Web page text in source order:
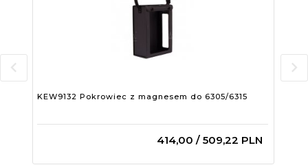
KEW9132 Pokrowiec z magnesem do 6305/6315
414,00 / 509,22 PLN